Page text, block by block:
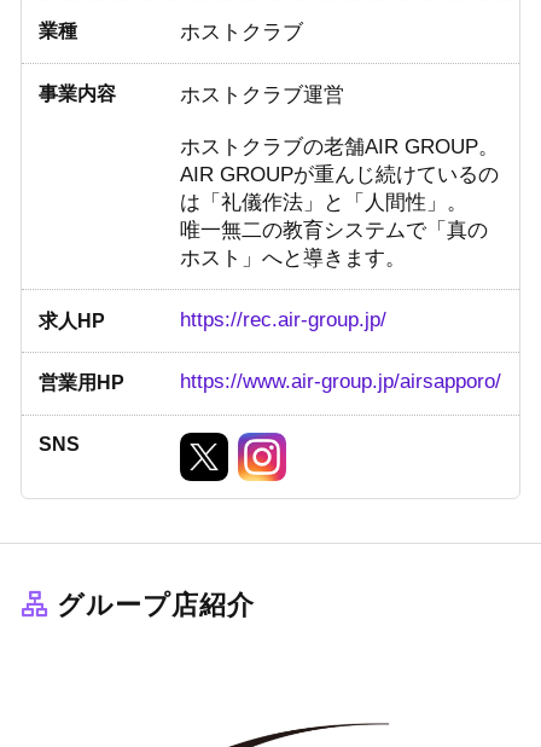
業種 ホストクラブ
事業内容 ホストクラブ運営
ホストクラブの老舗AIR GROUP。
AIR GROUPが重んじ続けているの
は「礼儀作法」と「人間性」。
唯一無二の教育システムで「真の
ホスト」へと導きます。
求人HP https://rec.air-group.jp/
営業用HP https://www.air-group.jp/airsapporo/
SNS
グループ店紹介